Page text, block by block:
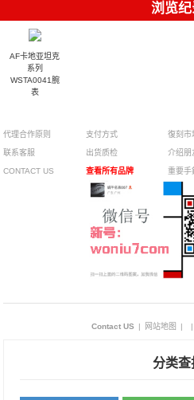
浏览
AF卡地亚坦克
系列
WSTA0041腕
表
代理合作原则
联系客服
CONTACT US
支付方式
出货质检
查看所有品牌
復刻市
介绍朋
重要手
Contact US | 网站地图 | |
分类查